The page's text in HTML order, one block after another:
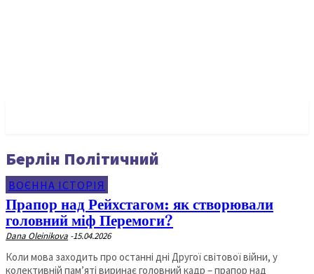
Берлін Політичний
ВОЄННА ІСТОРІЯ
Прапор над Рейхстагом: як створювали
головний міф Перемоги?
Dana Oleinikova -15.04.2026
Коли мова заходить про останні дні Другої світової війни, у
колективній пам’яті виринає головний кадр – прапор над